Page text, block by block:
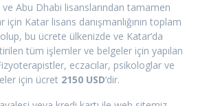
ve Abu Dhabi lisanslarından tamamen
için Katar lisans danışmanlığının toplam
olup, bu ücrete ülkenizde ve Katar’da
tüm işlemler ve belgeler için yapılan
eczacılar, psikologlar ve
için ücret 2150 USD‘dir.